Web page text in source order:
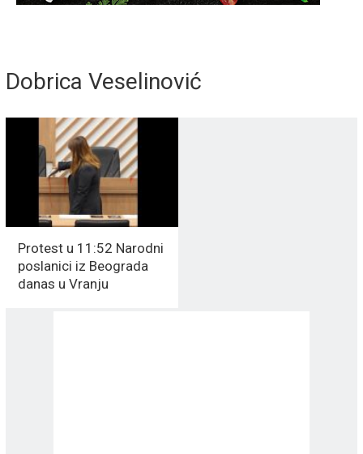
Dobrica Veselinović
Protest u 11:52 Narodni
poslanici iz Beograda
danas u Vranju